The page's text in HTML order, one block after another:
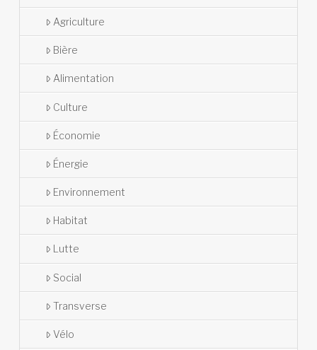
Agriculture
Bière
Alimentation
Culture
Économie
Énergie
Environnement
Habitat
Lutte
Social
Transverse
Vélo